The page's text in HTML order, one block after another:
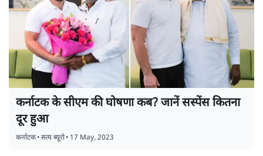
कर्नाटक के सीएम की घोषणा कब? जानें सस्पेंस कितना
दूर हुआ
कर्नाटक•सत्य ब्यूरो• 17 May, 2023